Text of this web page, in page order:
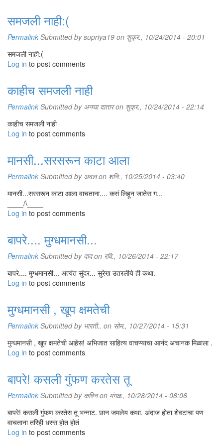
आता तुला भेटायचं म्हून हटून बसलीये प्वार. आता कसं करायचं? आज तर
तिच्या आईस्नीबी सांगितलं तिनं तुज्याबद्दल. आता कसं करायचं तू सांग. आगं
बोल की...’
लालचुटूक पायघोळ झग्याला गोल गोल गिरक्या देत ती मोती सांडल्यागत सुंदर
हसली आणि निळूच्या खांद्यावर अलगद बसली. निळूनं काल रात्रीची सुकलेली
फुलं अलवार बाजूला केली आणि ताज्या पारिजातकाची शेज तिच्यासाठी
शिरली आणि सुगंधाने भारलेल्या जगात एकदम विलीन झाली.
फाटक्या गोधडीवर दमलेलं अंग टाकताना निळू आज जरा चिंतीत होता.
जाणवेना.... हे काही खरं नाही!
"तुमच्या घरी कोणकोण असतं निळूकाका?"
निळू एकदम दचकला. तसा हा प्रश्न वरवर अगदीच सामान्य वाटत असला
तरी निळूसाठी अनपेक्षितच. ’निळूचं घर!’.... कसं वाटतं ना ऐकायला....?
"आं?" हातातला चहाचा कप बशीतच किंचित थरथरला. बंगल्याच्या
व्हरांड्यात मोठ्या लाकडी झोपाळ्यावर बसून देशपांडेबाई जाईच्या फुलांचे हार
गुंफीत बसल्या होत्या. वेलीवरची शुभ्र चांदण्यांसारखी फुलं निळूनेच आणून
त्यांच्या पुढ्यात ओतलेली. सगळा व्हरांडा घमघमणारा. पायरीवर बसून काहीसा
निवलेला चहा बशीत ओतून पिताना निळू नकळत त्या पांढर्‍या शुभ्र फुलांच्या
राशीत नजर गाडून बसला होता. देशपांडेकाकूंच्या प्रश्नाने निळूची तंद्री
भंगली. त्याच्या चेहर्‍यावर उमटलेलं गोंधळाचं प्रश्नचिन्ह पाहून देशपांडेकाकू
समजली नाही:(
Permalink Submitted bysupriya19 on शुक्र., 10/24/2014 - 20:01
समजली नाही:(
Log in to post comments
काहीच समजली नाही
Permalink Submitted by अनघा दातारon शुक्र., 10/24/2014 - 22:14
काहीच समजली नाही
Log in to post comments
मानसी...सरसरून काटा आला
Permalink Submitted by अवलon शनि., 10/25/2014 - 03:40
मानसी...सरसरून काटा आला वाचताना.... कसं लिहून जातेस ग...
____/\____
Log in to post comments
बापरे.... मुग्धमानसी...
Permalink Submitted by दादon रवि., 10/26/2014 - 22:17
बापरे.... मुग्धमानसी... अत्यंत सुंदर... सुरेख उतरलीये ही कथा.
Log in to post comments
मुग्धमानसी , खूप क्षमतेची
Permalink Submitted by भारती.. on सोम., 10/27/2014 - 15:31
मुग्धमानसी , खूप क्षमतेची आहेस! अभिजात साहित्य वाचण्याचा आनंद अचानक मिळाला .
Log in to post comments
बापरे! कसली गुंफण करतेस तू
Permalink Submitted by कविनon मंगळ., 10/28/2014 - 08:06
बापरे! कसली गुंफण करतेस तू भन्नाट. छान जमलेय कथा. अंदाज होता शेवटाचा पण
वाचताना तरिही धस्स होत होतं
Log in to post comments